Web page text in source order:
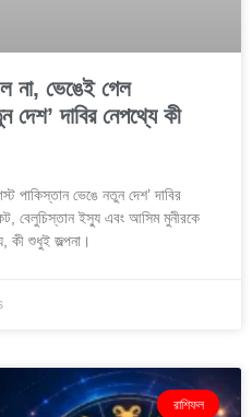
না, ভেঙেই গেল
দাবির নেপথ্যে কী
পাকিস্তান ভেঙে নতুন দেশ’ দাবির
বেলুচিস্তান ইস্যু এবং আসিম মুনীরকে
কী শুধুই জল্পনা।
রাশিফল